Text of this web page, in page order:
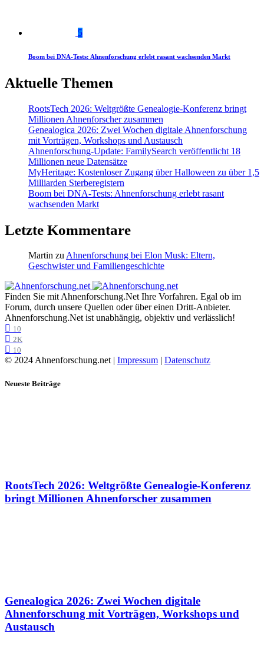
5
Boom bei DNA-Tests: Ahnenforschung erlebt rasant wachsenden Markt
Aktuelle Themen
RootsTech 2026: Weltgrößte Genealogie-Konferenz bringt
Millionen Ahnenforscher zusammen
Genealogica 2026: Zwei Wochen digitale Ahnenforschung
mit Vorträgen, Workshops und Austausch
Ahnenforschung-Update: FamilySearch veröffentlicht 18
Millionen neue Datensätze
MyHeritage: Kostenloser Zugang über Halloween zu über 1,5
Milliarden Sterberegistern
Boom bei DNA-Tests: Ahnenforschung erlebt rasant
wachsenden Markt
Letzte Kommentare
Martin zu Ahnenforschung bei Elon Musk: Eltern,
Geschwister und Familiengeschichte
Finden Sie mit Ahnenforschung.Net Ihre Vorfahren. Egal ob im
Forum, durch unsere Quellen oder über einen Dritt-Anbieter.
Ahnenforschung.Net ist unabhängig, objektiv und verlässlich!
10
2K
10
© 2024 Ahnenforschung.net | Impressum | Datenschutz
Neueste Beiträge
RootsTech 2026: Weltgrößte Genealogie-Konferenz
bringt Millionen Ahnenforscher zusammen
Genealogica 2026: Zwei Wochen digitale
Ahnenforschung mit Vorträgen, Workshops und
Austausch